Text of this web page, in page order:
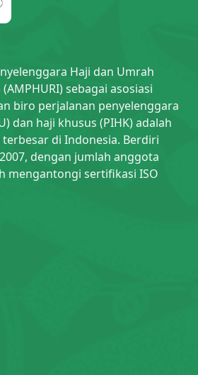
Haji dan Umrah
sebagai asosiasi
biro perjalanan penyelenggara
dan haji khusus (PIHK) adalah
di Indonesia. Berdiri
dengan jumlah anggota
mengantongi sertifikasi ISO